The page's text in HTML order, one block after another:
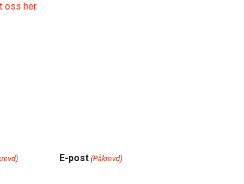
oss her.
E-post (Påkrevd)